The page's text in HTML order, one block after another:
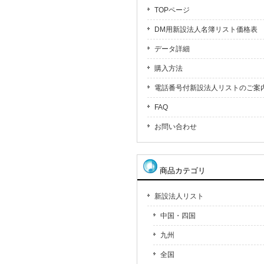
TOPページ
DM用新設法人名簿リスト価格表
データ詳細
購入方法
電話番号付新設法人リストのご案
FAQ
お問い合わせ
商品カテゴリ
新設法人リスト
中国・四国
九州
全国